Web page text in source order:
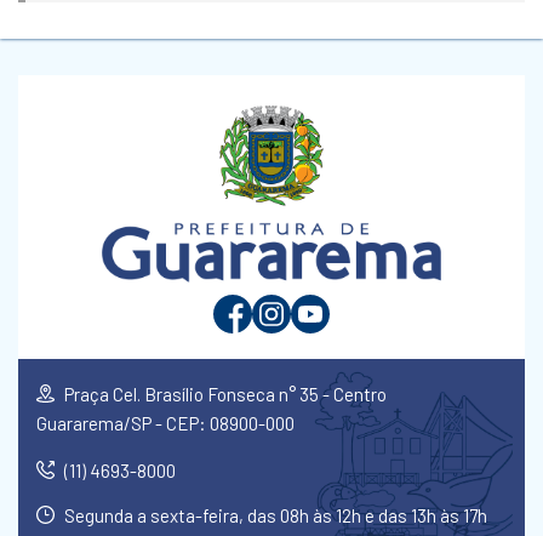
Praça Cel. Brasílio Fonseca n° 35 - Centro
Guararema/SP - CEP: 08900-000
(11) 4693-8000
Segunda a sexta-feira, das 08h às 12h e das 13h às 17h